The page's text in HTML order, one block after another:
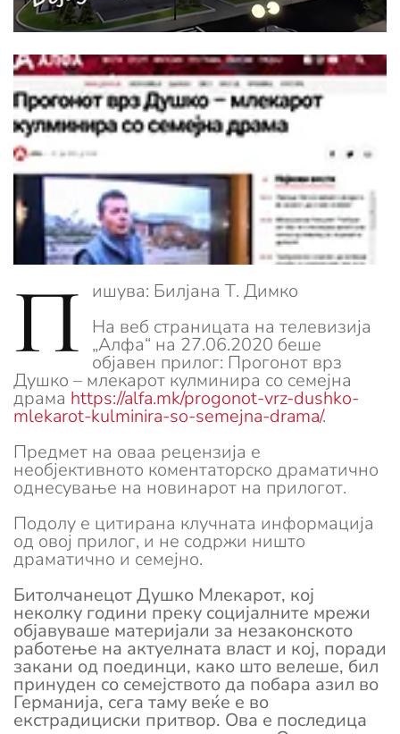
П ишува: Билјана Т. Димко
На веб страницата на телевизија
„Алфа“ на 27.06.2020 беше
објавен прилог: Прогонот врз
Душко – млекарот кулминира со семејна
драма https://alfa.mk/progonot-vrz-dushko-
mlekarot-kulminira-so-semejna-drama/.
Предмет на оваа рецензија е
необјективното коментаторско драматично
однесување на новинарот на прилогот.
Подолу е цитирана клучната информација
од овој прилог, и не содржи ништо
драматично и семејно.
Битолчанецот Душко Млекарот, кој
неколку години преку социјалните мрежи
објавуваше материјали за незаконското
работење на актуелната власт и кој, поради
закани од поединци, како што велеше, бил
принуден со семејството да побара азил во
Германија, сега таму веќе е во
екстрадициски притвор. Ова е последица